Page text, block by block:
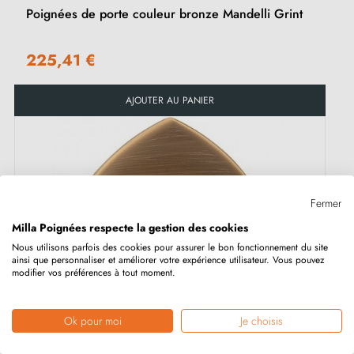
Poignées de porte couleur bronze Mandelli Grint
225,41 €
AJOUTER AU PANIER
Fermer
Milla Poignées respecte la gestion des cookies
Nous utilisons parfois des cookies pour assurer le bon fonctionnement du site
ainsi que personnaliser et améliorer votre expérience utilisateur. Vous pouvez
modifier vos préférences à tout moment.
Ok pour moi Je choisis